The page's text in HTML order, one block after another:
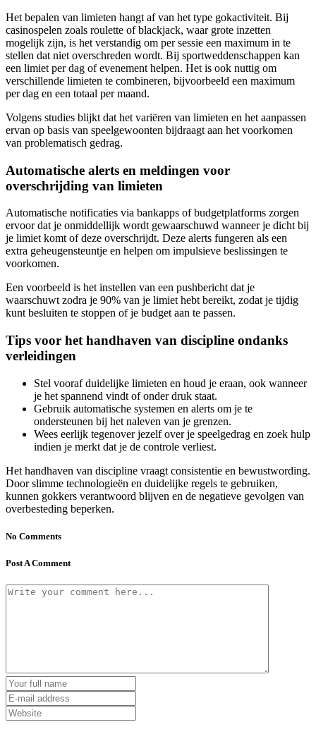
Het bepalen van limieten hangt af van het type gokactiviteit. Bij
casinospelen zoals roulette of blackjack, waar grote inzetten
mogelijk zijn, is het verstandig om per sessie een maximum in te
stellen dat niet overschreden wordt. Bij sportweddenschappen kan
een limiet per dag of evenement helpen. Het is ook nuttig om
verschillende limieten te combineren, bijvoorbeeld een maximum
per dag en een totaal per maand.
Volgens studies blijkt dat het variëren van limieten en het aanpassen
ervan op basis van speelgewoonten bijdraagt aan het voorkomen
van problematisch gedrag.
Automatische alerts en meldingen voor
overschrijding van limieten
Automatische notificaties via bankapps of budgetplatforms zorgen
ervoor dat je onmiddellijk wordt gewaarschuwd wanneer je dicht bij
je limiet komt of deze overschrijdt. Deze alerts fungeren als een
extra geheugensteuntje en helpen om impulsieve beslissingen te
voorkomen.
Een voorbeeld is het instellen van een pushbericht dat je
waarschuwt zodra je 90% van je limiet hebt bereikt, zodat je tijdig
kunt besluiten te stoppen of je budget aan te passen.
Tips voor het handhaven van discipline ondanks
verleidingen
Stel vooraf duidelijke limieten en houd je eraan, ook wanneer
je het spannend vindt of onder druk staat.
Gebruik automatische systemen en alerts om je te
ondersteunen bij het naleven van je grenzen.
Wees eerlijk tegenover jezelf over je speelgedrag en zoek hulp
indien je merkt dat je de controle verliest.
Het handhaven van discipline vraagt consistentie en bewustwording.
Door slimme technologieën en duidelijke regels te gebruiken,
kunnen gokkers verantwoord blijven en de negatieve gevolgen van
overbesteding beperken.
No Comments
Post A Comment